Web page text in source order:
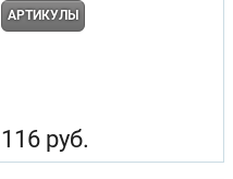
АРТИКУЛЫ
116 руб.